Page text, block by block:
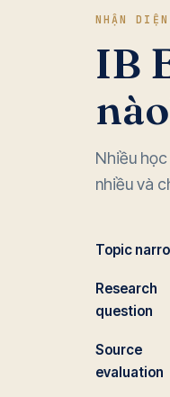
NHẬN
IB
Nhiều
nhiều và
Topic
Research
question
Source
evaluation